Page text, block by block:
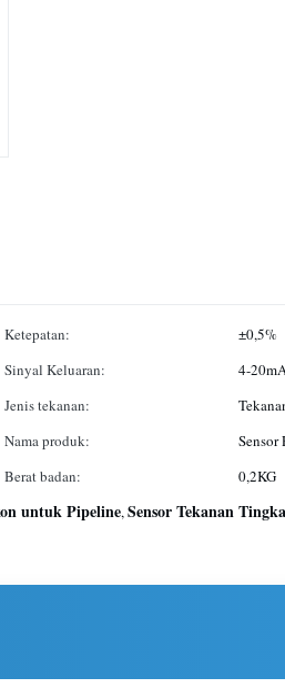
Ketepatan:
±0,5%
Sinyal Keluaran:
4-
Jenis tekanan:
Nama produk:
Sensor
Berat badan:
0,2KG
untuk Pipeline,Sensor Tekanan